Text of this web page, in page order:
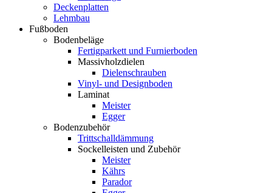
Deckenplatten
Lehmbau
Fußboden
Bodenbeläge
Fertigparkett und Furnierboden
Massivholzdielen
Dielenschrauben
Vinyl- und Designboden
Laminat
Meister
Egger
Bodenzubehör
Trittschalldämmung
Sockelleisten und Zubehör
Meister
Kährs
Parador